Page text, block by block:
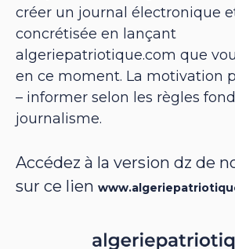
créer un journal électronique
concrétisée en lançant
algeriepatriotique.com que
en ce moment. La motivation
– informer selon les règles
journalisme.
Accédez à la version dz de
sur ce lien